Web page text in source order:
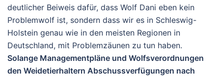
deutlicher Beiweis dafür, dass Wolf Dani eben kein
Problemwolf ist, sondern dass wir es in Schleswig-
Holstein genau wie in den meisten Regionen in
Deutschland, mit Problemzäunen zu tun haben.
Solange Managementpläne und Wolfsverordnungen
den Weidetierhaltern Abschussverfügungen nach